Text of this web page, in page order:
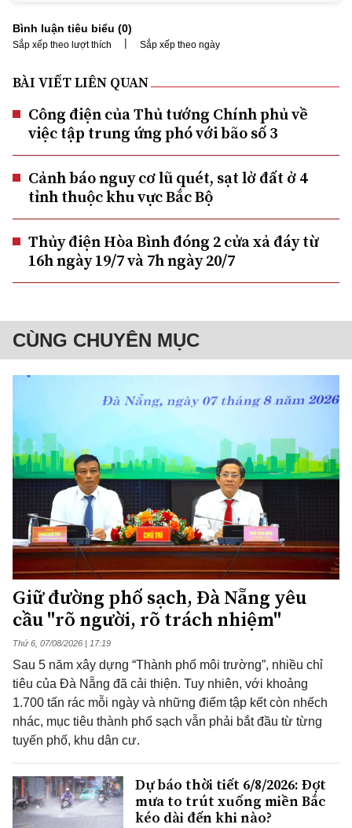
Bình luận tiêu biểu (0)
Sắp xếp theo lượt thích | Sắp xếp theo ngày
BÀI VIẾT LIÊN QUAN
Công điện của Thủ tướng Chính phủ về
việc tập trung ứng phó với bão số 3
Cảnh báo nguy cơ lũ quét, sạt lở đất ở 4
tỉnh thuộc khu vực Bắc Bộ
Thủy điện Hòa Bình đóng 2 cửa xả đáy từ
16h ngày 19/7 và 7h ngày 20/7
CÙNG CHUYÊN MỤC
Giữ đường phố sạch, Đà Nẵng yêu
cầu "rõ người, rõ trách nhiệm"
Thứ 6, 07/08/2026 | 17:19
Sau 5 năm xây dựng “Thành phố môi trường”, nhiều chỉ
tiêu của Đà Nẵng đã cải thiện. Tuy nhiên, với khoảng
1.700 tấn rác mỗi ngày và những điểm tập kết còn nhếch
nhác, mục tiêu thành phố sạch vẫn phải bắt đầu từ từng
tuyến phố, khu dân cư.
Dự báo thời tiết 6/8/2026: Đợt
mưa to trút xuống miền Bắc
kéo dài đến khi nào?